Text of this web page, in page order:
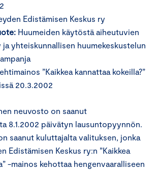
Edistämisen Keskus ry
Huumeiden käytöstä aiheutuvien
yhteiskunnallisen huumekeskustelun
”Kaikkea kannattaa kokeilla?”
20.3.2002
neuvosto on saanut
8.1.2002 päivätyn lausuntopyynnön.
saanut kuluttajalta valituksen, jonka
Edistämisen Keskus ry:n ”Kaikkea
-mainos kehottaa hengenvaaralliseen